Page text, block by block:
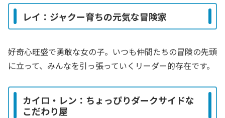
レイ：ジャクー育ちの元気な冒険家
好奇心旺盛で勇敢な女の子。いつも仲間たちの冒険の先頭
に立って、みんなを引っ張っていくリーダー的存在です。
カイロ・レン：ちょっぴりダークサイドな
こだわり屋